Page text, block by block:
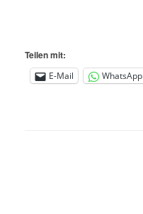
Teilen mit:
E-Mail WhatsApp